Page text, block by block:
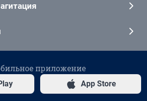
приложение
App Store